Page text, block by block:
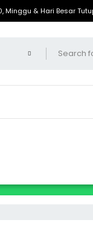
Minggu & Hari Besar